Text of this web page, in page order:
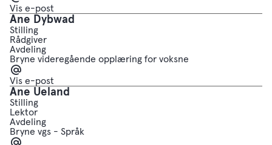
post
Vis e-post
Ane Dybwad
Stilling
Rådgiver
Avdeling
Bryne videregående opplæring for voksne
post
Vis e-post
Ane Ueland
Stilling
Lektor
Avdeling
Bryne vgs - Språk